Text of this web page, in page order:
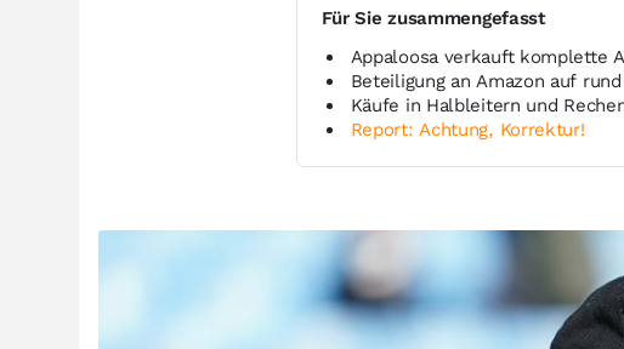
Für Sie zusammengefasst
Appaloosa verkauft komplette
Beteiligung an Amazon auf
Käufe in Halbleitern und
Report: Achtung, Korrektur!